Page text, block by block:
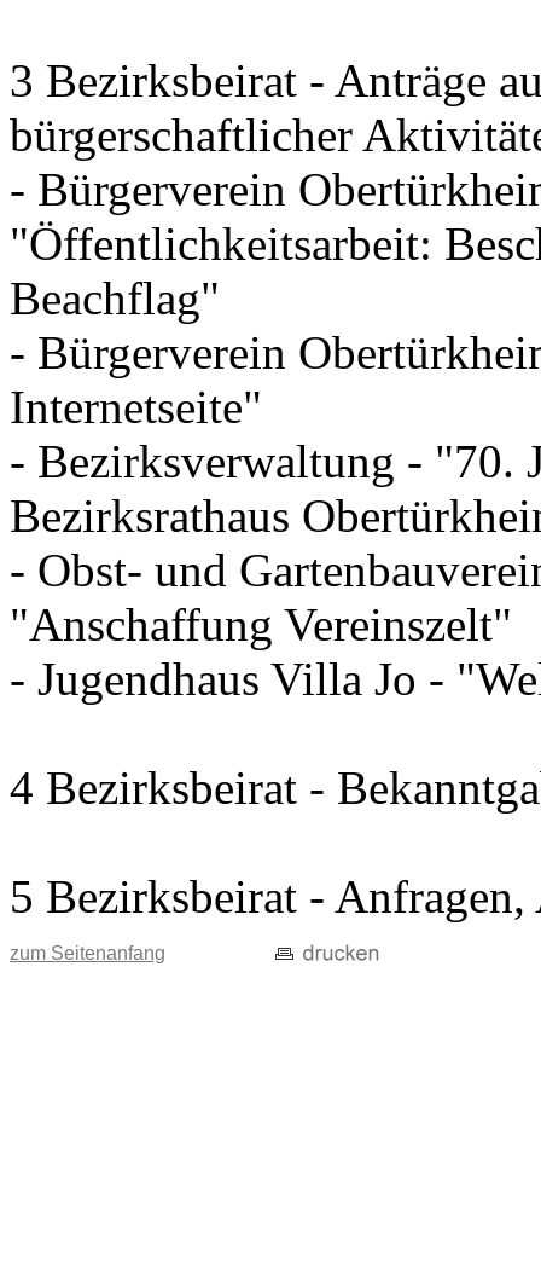
3 Bezirksbeirat - Anträge
bürgerschaftlicher
- Bürgerverein
"Öffentlichkeitsarbeit:
Beachflag"
- Bürgerverein
Internetseite"
- Bezirksverwaltung - "70.
Bezirksrathaus
- Obst- und
"Anschaffung Vereinszelt"
- Jugendhaus Villa Jo -
4 Bezirksbeirat -
5 Bezirksbeirat -
zum Seitenanfang